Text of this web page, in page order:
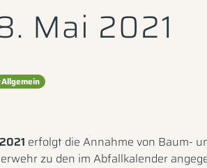
Mai 2021
erfolgt die Annahme von Baum-
zu den im Abfallkalender